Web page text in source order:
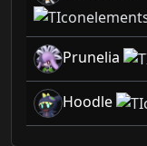
Prunelia
Hoodle